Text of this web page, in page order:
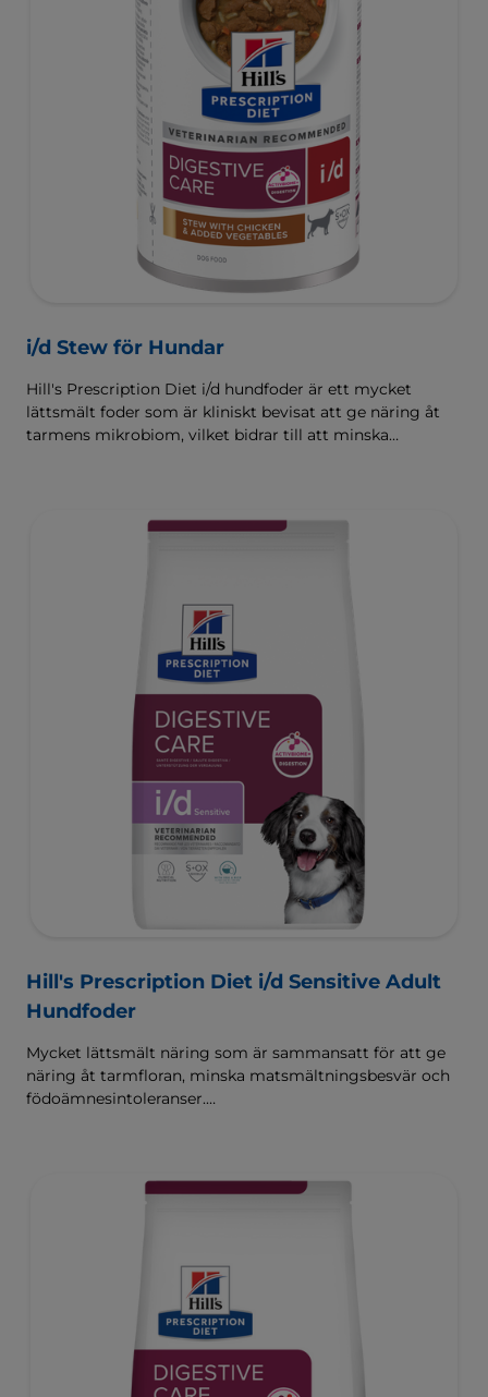
i/d Stew för Hundar
Hill's Prescription Diet i/d hundfoder är ett mycket
lättsmält foder som är kliniskt bevisat att ge näring åt
tarmens mikrobiom, vilket bidrar till att minska
mikrobiomet för att främja matsmältning och
Hill's Prescription Diet i/d Sensitive Adult
Hundfoder
Mycket lättsmält näring som är sammansatt för att ge
näring åt tarmfloran, minska matsmältningsbesvär och
födoämnesintoleranser.
matsmältningen och välbefinnandet.